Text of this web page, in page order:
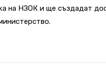
на НЗОК и ще създадат